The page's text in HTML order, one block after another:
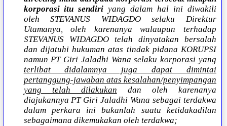
korporasi itu sendiri yang dalam hal ini diwakili
oleh STEVANUS WIDAGDO selaku Direktur
Utamanya, oleh karenanya walaupun terhadap
STEVANUS WIDAGDO telah dinyatakan bersalah
dan dijatuhi hukuman atas tindak pidana KORUPSI
namun PT Giri Jaladhi Wana selaku korporasi yang
terlibat didalamnya juga dapat dimintai
pertanggung-jawaban atas kesalahan/penyimpangan
yang telah dilakukan dan oleh karenanya
diajukannya PT Giri Jaladhi Wana sebagai terdakwa
dalam perkara ini bukanlah suatu ketidakadilan
sebagaimana dikemukakan oleh terdakwa;